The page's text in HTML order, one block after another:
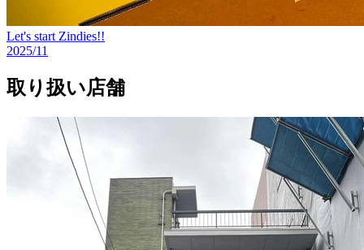
Let's start Zindies!!
2025/11
取り扱い店舗